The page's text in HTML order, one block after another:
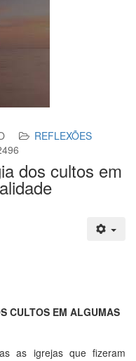
REFLEXÕES
dos cultos em
CULTOS EM ALGUMAS
as igrejas que fizeram